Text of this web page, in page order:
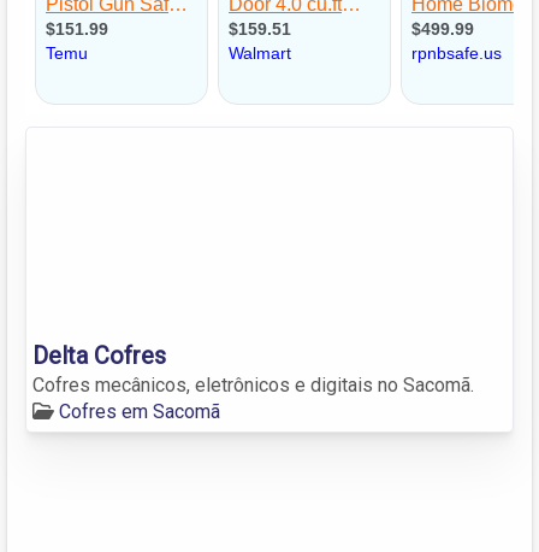
Delta Cofres
Cofres mecânicos, eletrônicos e digitais no Sacomã.
Cofres em Sacomã